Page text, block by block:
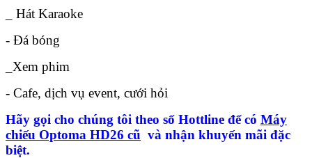
_ Hát Karaoke
- Đá bóng
_Xem phim
- Cafe, dịch vụ event, cưới hỏi
Hãy gọi cho chúng tôi theo số Hottline để có Máy
chiếu Optoma HD26 cũ và nhận khuyến mãi đặc
biệt.